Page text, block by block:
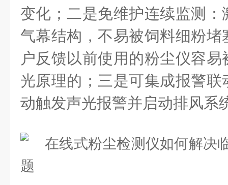
变化；二是免维护连续监测：
气幕结构，不易被饲料细粉堵
户反馈以前使用的粉尘仪容
光原理的 ；三是可集成报警
动触发声光报警并启动排风系